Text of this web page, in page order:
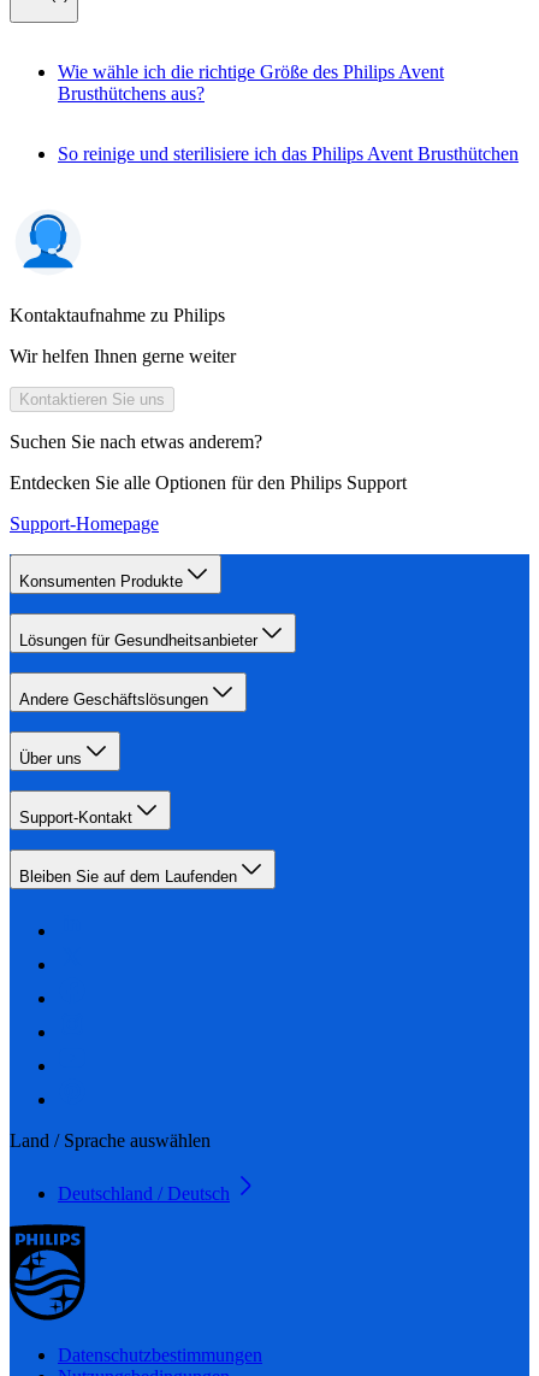
Wie wähle ich die richtige Größe des Philips Avent
Brusthütchens aus?
So reinige und sterilisiere ich das Philips Avent Brusthütchen
Kontaktaufnahme zu Philips
Wir helfen Ihnen gerne weiter
Kontaktieren Sie uns
Suchen Sie nach etwas anderem?
Entdecken Sie alle Optionen für den Philips Support
Support-Homepage
Konsumenten Produkte
Lösungen für Gesundheitsanbieter
Andere Geschäftslösungen
Über uns
Support-Kontakt
Bleiben Sie auf dem Laufenden
Land / Sprache auswählen
Deutschland / Deutsch
Datenschutzbestimmungen